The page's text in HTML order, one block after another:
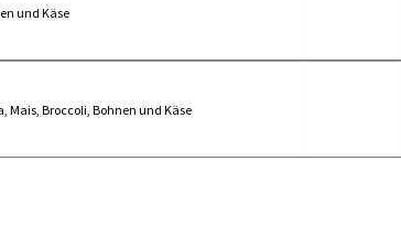
und Käse
Mais, Broccoli, Bohnen und Käse